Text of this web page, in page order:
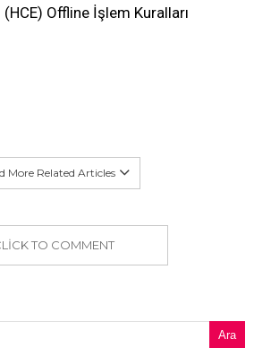
Offline İşlem Kuralları
More Related Articles
TO COMMENT